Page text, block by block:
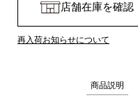
店舗在庫を確認
再入荷お知らせについて
商品説明